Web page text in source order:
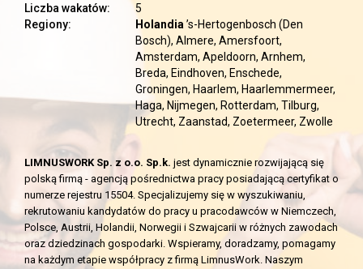
Liczba wakatów:
5
Regiony:
Holandia ’s-Hertogenbosch (Den
Bosch), Almere, Amersfoort,
Amsterdam, Apeldoorn, Arnhem,
Breda, Eindhoven, Enschede,
Groningen, Haarlem, Haarlemmermeer,
Haga, Nijmegen, Rotterdam, Tilburg,
Utrecht, Zaanstad, Zoetermeer, Zwolle
LIMNUSWORK Sp. z o.o. Sp.k. jest dynamicznie rozwijającą się
polską firmą - agencją pośrednictwa pracy posiadającą certyfikat o
numerze rejestru 15504. Specjalizujemy się w wyszukiwaniu,
rekrutowaniu kandydatów do pracy u pracodawców w Niemczech,
Polsce, Austrii, Holandii, Norwegii i Szwajcarii w różnych zawodach
oraz dziedzinach gospodarki. Wspieramy, doradzamy, pomagamy
na każdym etapie współpracy z firmą LimnusWork. Naszym